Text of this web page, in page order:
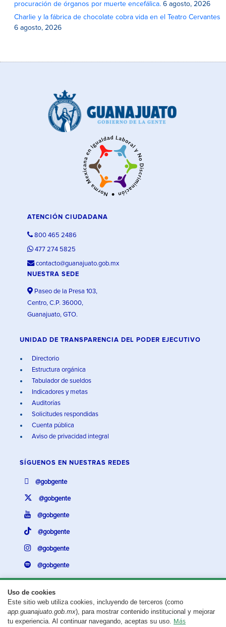
procuración de órganos por muerte encefálica. 6 agosto, 2026
Charlie y la fábrica de chocolate cobra vida en el Teatro Cervantes
6 agosto, 2026
Uso de cookies
Este sitio web utiliza cookies, incluyendo de terceros (como
app.guanajuato.gob.mx), para mostrar contenido institucional y mejorar
tu experiencia. Al continuar navegando, aceptas su uso. Más
ATENCIÓN CIUDADANA
800 465 2486
477 274 5825
contacto@guanajuato.gob.mx
NUESTRA SEDE
Paseo de la Presa 103,
Centro, C.P. 36000,
Guanajuato, GTO.
UNIDAD DE TRANSPARENCIA DEL PODER EJECUTIVO
Directorio
Estructura orgánica
Tabulador de sueldos
Indicadores y metas
Auditorías
Solicitudes respondidas
Cuenta pública
Aviso de privacidad integral
SÍGUENOS EN NUESTRAS REDES
@gobgente
@gobgente
@gobgente
@gobgente
@gobgente
@gobgente
¿Existe algún problema con esta página?Repórtalo aquí.